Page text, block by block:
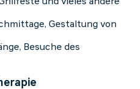
Gestaltung von
Besuche des